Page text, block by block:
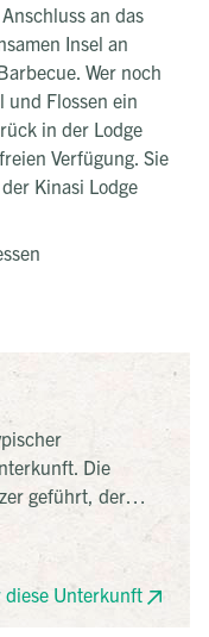
an das
Insel an
Wer noch
und Flossen ein
in der Lodge
Verfügung. Sie
Kinasi Lodge
Die
geführt, der
Sie befindet sich
Wind weht
man wohnt.
doch sehr
diese Unterkunft